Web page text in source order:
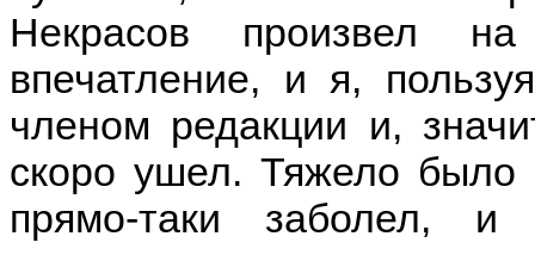
Некрасов произвел
впечатление, и я,
членом редакции и,
скоро ушел. Тяжело было
прямо-таки заболел,